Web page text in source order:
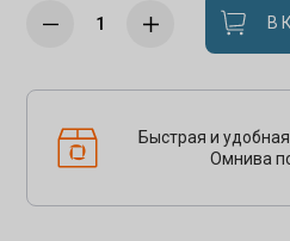
В
Быстрая и
Омнива